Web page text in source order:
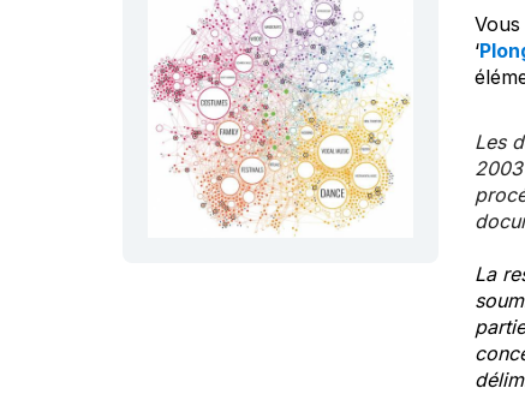
‘
Les
La